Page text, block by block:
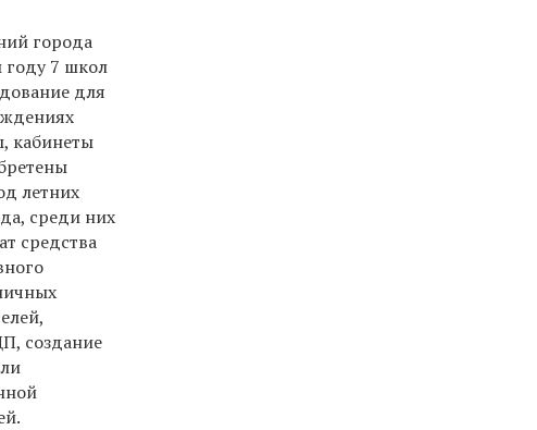
города
7 школ
для
кабинеты
летних
среди них
средства
создание